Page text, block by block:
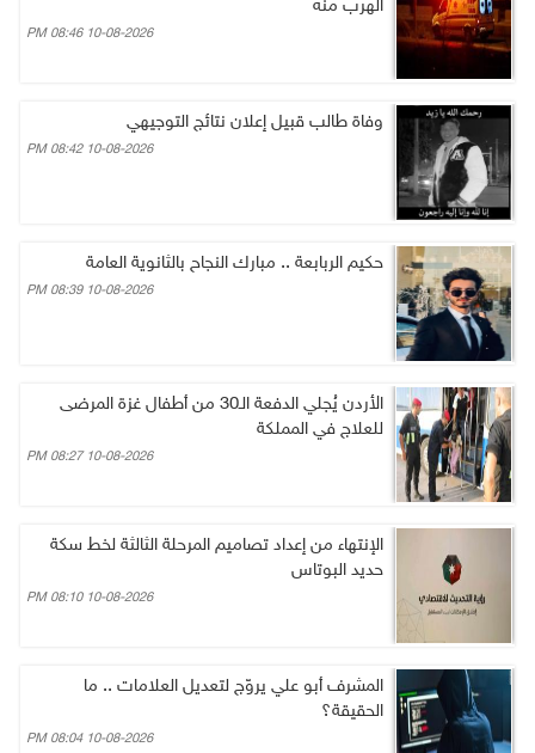
الهرب منه
10-08-2026 08:46 PM
وفاة طالب قبيل إعلان نتائج التوجيهي
10-08-2026 08:42 PM
حكيم الربابعة .. مبارك النجاح بالثانوية العامة
10-08-2026 08:39 PM
الأردن يُجلي الدفعة الـ30 من أطفال غزة المرضى
للعلاج في المملكة
10-08-2026 08:27 PM
الإنتهاء من إعداد تصاميم المرحلة الثالثة لخط سكة
حديد البوتاس
10-08-2026 08:10 PM
المشرف أبو علي يروّج لتعديل العلامات .. ما
الحقيقة؟
10-08-2026 08:04 PM